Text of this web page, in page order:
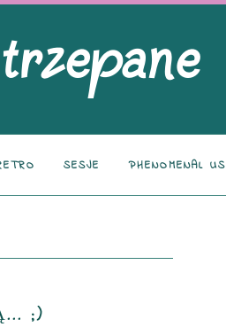
SESJE PHENOMENAL US
;)